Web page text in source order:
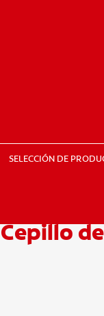
SELECCIÓN DE
Cepillo